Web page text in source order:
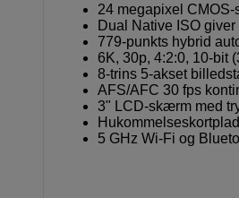
24 megapixel
Dual Native ISO
779-punkts hybrid
6K, 30p, 4:2:0, 10-bit
8-trins 5-akset
AFS/AFC 30 fps
3" LCD-skærm med
5 GHz Wi-Fi og